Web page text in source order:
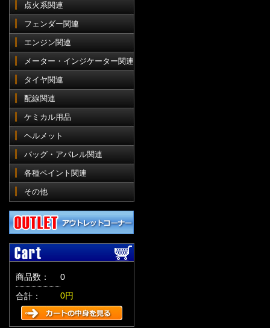
点火系関連
フェンダー関連
エンジン関連
メーター・インジケーター関連
タイヤ関連
配線関連
ケミカル用品
ヘルメット
バッグ・アパレル関連
各種ペイント関連
その他
商品数：
0
合計：
0円